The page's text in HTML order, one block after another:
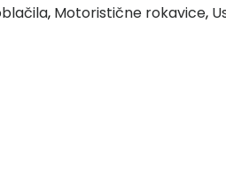
, Motoristične rokavice,